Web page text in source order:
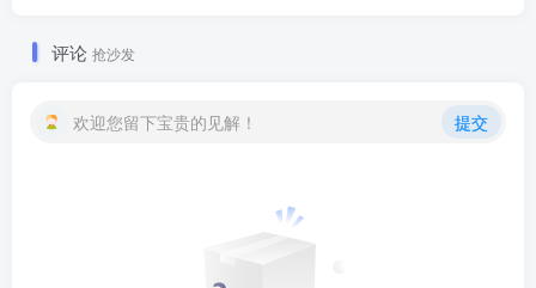
评论 抢沙发
欢迎您留下宝贵的见解！ 提交